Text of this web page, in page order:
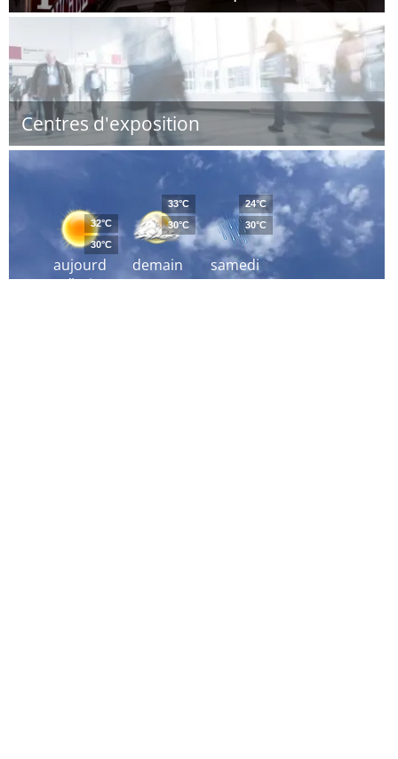
Centres d'exposition
aujourd
´hui
32°C
30°C
demain
33°C
30°C
samedi
24°C
30°C